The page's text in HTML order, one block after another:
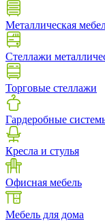
Металлическая
Стеллажи
Торговые стеллажи
Гардеробные
Кресла и стулья
Офисная мебель
Мебель для дома